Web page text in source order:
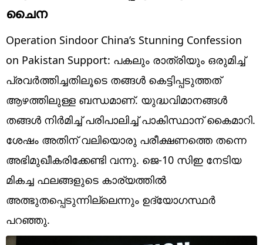
Lifestyle
world
Technology
Religion
Web Story
Photo
Short Videos
ചൈന
Operation Sindoor China’s Stunning Confession
on Pakistan Support: പകലും രാത്രിയും ഒരുമിച്ച്
പ്രവര്‍ത്തിച്ചതിലൂടെ തങ്ങള്‍ കെട്ടിപ്പടുത്തത്
ആഴത്തിലുള്ള ബന്ധമാണ്. യുദ്ധവിമാനങ്ങള്‍
തങ്ങള്‍ നിര്‍മിച്ച് പരിപാലിച്ച് പാകിസ്ഥാന് കൈമാറി.
ശേഷം അതിന് വലിയൊരു പരീക്ഷണത്തെ തന്നെ
അഭിമുഖീകരിക്കേണ്ടി വന്നു. ജെ-10 സിഇ നേടിയ
മികച്ച ഫലങ്ങളുടെ കാര്യത്തില്‍
അത്ഭുതപ്പെടുന്നില്ലെന്നും ഉദ്യോഗസ്ഥര്‍
പറഞ്ഞു.